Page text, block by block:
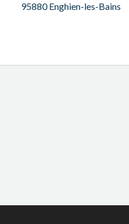
95880 Enghien-les-Bains